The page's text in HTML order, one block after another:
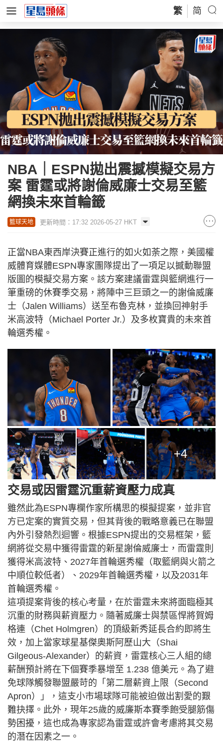
繁 简
NBA｜ESPN拋出震撼模擬交易方
案 雷霆或將謝倫威廉士交易至籃
網換未來首輪籤
籃球天地 更新時間：17:32 2026-05-27 HKT
正當NBA東西岸決賽正進行的如火如荼之際，美國權
威體育媒體ESPN專家團隊提出了一項足以撼動聯盟
版圖的模擬交易方案。該方案建議雷霆與籃網進行一
筆重磅的休賽季交易，將陣中三巨頭之一的謝倫威廉
士（Jalen Williams）送至布魯克林，並換回神射手
米高波特（Michael Porter Jr.）及多枚寶貴的未來首
輪選秀權。
+4
交易或因雷霆沉重薪資壓力成真
雖然此為ESPN專欄作家所構思的模擬提案，並非官
方已定案的實質交易，但其背後的戰略意義已在聯盟
內外引發熱烈迴響。根據ESPN提出的交易框架，籃
網將從交易中獲得雷霆的新星謝倫威廉士，而雷霆則
獲得米高波特、2027年首輪選秀權（取籃網與火箭之
中順位較低者）、2029年首輪選秀權，以及2031年
首輪選秀權。
這項提案背後的核心考量，在於雷霆未來將面臨極其
沉重的財務與薪資壓力。隨著威廉士與禁區悍將賀姆
格連（Chet Holmgren）的頂級新秀延長合約即將生
效，加上當家球星基傑奧斯阿歷山大（Shai
Gilgeous-Alexander）的薪資，雷霆核心三人組的總
薪酬預計將在下個賽季暴增至 1.238 億美元。為了避
免球隊觸發聯盟嚴苛的「第二層薪資上限（Second
Apron）」，這支小市場球隊可能被迫做出割愛的艱
難抉擇。此外，現年25歲的威廉斯本賽季飽受腿筋傷
勢困擾，這也成為專家認為雷霆或許會考慮將其交易
的潛在因素之一。